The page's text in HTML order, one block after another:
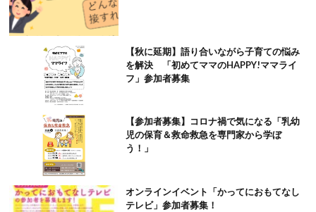
【秋に延期】語り合いながら子育ての悩み
を解決 「初めてママのHAPPY!ママライ
フ」参加者募集
【参加者募集】コロナ禍で気になる「乳幼
児の保育＆救命救急を専門家から学ぼ
う！」
オンラインイベント「かってにおもてなし
テレビ」参加者募集！